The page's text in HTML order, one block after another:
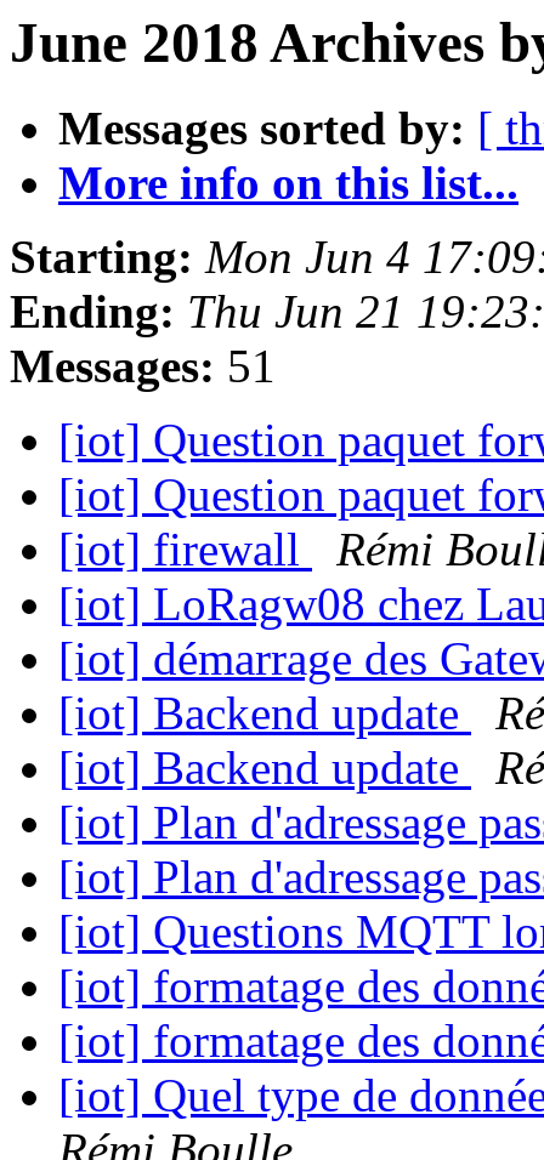
June 2018 Archives
Messages sorted by: [
More info on this list...
Starting: Mon Jun 4
Ending: Thu Jun 21
Messages: 51
[iot] Question paquet
[iot] Question paquet
[iot] firewall
Rémi
[iot] LoRagw08 chez
[iot] démarrage des
[iot] Backend update
[iot] Backend update
[iot] Plan d'adressage
[iot] Plan d'adressage
[iot] Questions MQTT
[iot] formatage des
[iot] formatage des
[iot] Quel type de